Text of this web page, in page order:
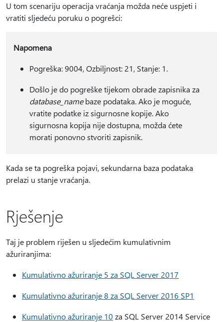
U tom scenariju operacija vraćanja možda neće uspjeti i
vratiti sljedeću poruku o pogrešci:
Napomena
Pogreška: 9004, Ozbiljnost: 21, Stanje: 1.
Došlo je do pogreške tijekom obrade zapisnika za
database_namebaze podataka. Ako je moguće,
vratite podatke iz sigurnosne kopije. Ako
sigurnosna kopija nije dostupna, možda ćete
morati ponovno stvoriti zapisnik.
Kada se ta pogreška pojavi, sekundarna baza podataka
prelazi u stanje vraćanja.
Rješenje
Taj je problem riješen u sljedećim kumulativnim
ažuriranjima:
Kumulativno ažuriranje 5 za SQL Server 2017
Kumulativno ažuriranje 8 za SQL Server 2016 SP1
Kumulativno ažuriranje 10 za SQL Server 2014 Service